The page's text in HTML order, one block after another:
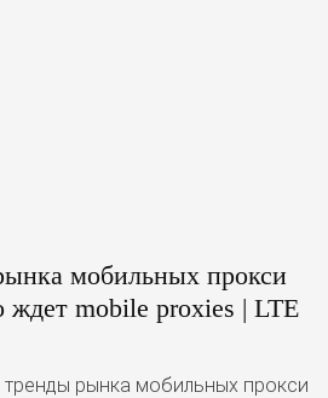
мобильных прокси
ждет mobile proxies | LTE
рынка мобильных прокси